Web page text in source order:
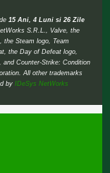
15 Ani, 4 Luni si 26 Zile
S.R.L., Valve, the
the Steam logo, Team
the Day of Defeat logo,
and Counter-Strike: Condition
All other trademarks
byIDeSys NetWorks